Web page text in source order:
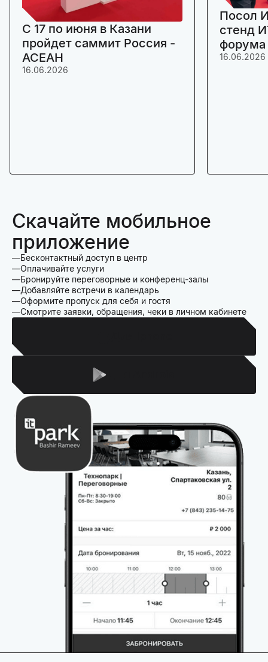
C 17 по июня в Казани
пройдет саммит Россия -
АСЕАН
16.06.2026
Посол
стенд
16.06.2026
Скачайте мобильное
приложение
Бесконтактный доступ в центр
Оплачивайте услуги
Бронируйте переговорные и конференц-залы
Добавляйте встречи в календарь
Оформите пропуск для себя и гостя
Смотрите заявки, обращения, чеки в личном кабинете